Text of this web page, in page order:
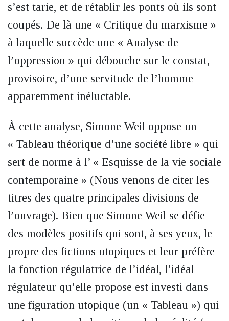
s’est tarie, et de rétablir les ponts où ils sont
coupés. De là une « Critique du marxisme »
à laquelle succède une « Analyse de
l’oppression » qui débouche sur le constat,
provisoire, d’une servitude de l’homme
apparemment inéluctable.
À cette analyse, Simone Weil oppose un
« Tableau théorique d’une société libre » qui
sert de norme à l’ « Esquisse de la vie sociale
contemporaine » (Nous venons de citer les
titres des quatre principales divisions de
l’ouvrage). Bien que Simone Weil se défie
des modèles positifs qui sont, à ses yeux, le
propre des fictions utopiques et leur préfère
la fonction régulatrice de l’idéal, l’idéal
régulateur qu’elle propose est investi dans
une figuration utopique (un « Tableau ») qui